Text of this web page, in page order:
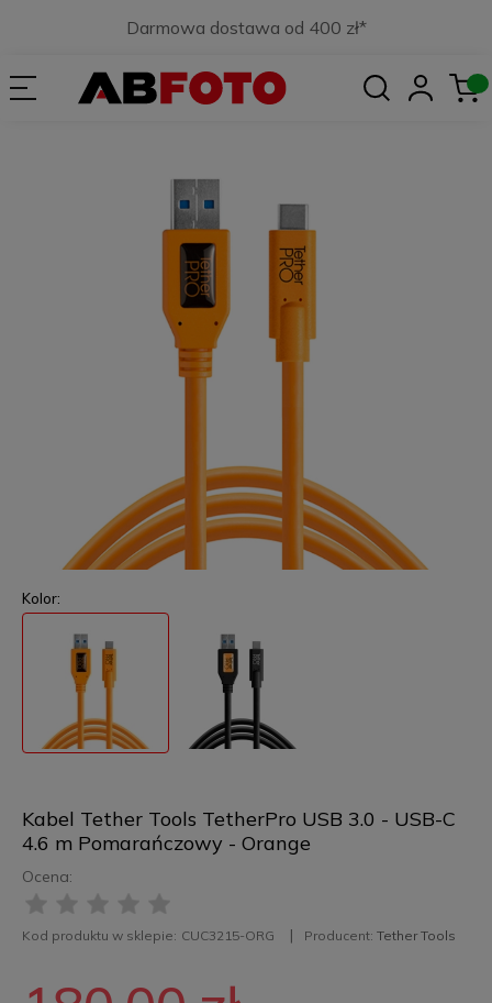
Darmowa dostawa od 400 zł*
Kabel Tether Tools TetherPro USB 3.0 - USB-C
4.6 m Pomarańczowy - Orange
Ocena:
Kod produktu w sklepie: CUC3215-ORG Producent: Tether Tools
Kolor: